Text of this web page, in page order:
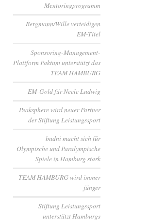
Mentoringprogramm
Bergmann/Wille verteidigen
EM-Titel
Sponsoring-Management-
Plattform Paktum unterstützt das
TEAM HAMBURG
EM-Gold für Neele Ludwig
Peaksphere wird neuer Partner
der Stiftung Leistungssport
budni macht sich für
Olympische und Paralympische
Spiele in Hamburg stark
TEAM HAMBURG wird immer
jünger
Stiftung Leistungssport
unterstützt Hamburgs